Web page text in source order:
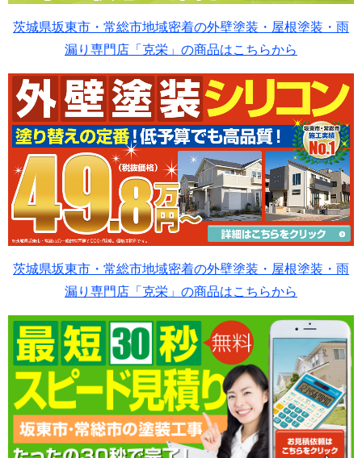
茨城県坂東市・常総市地域密着の外壁塗装・屋根塗装・雨
漏り専門店「克栄」の商品はこちらから
茨城県坂東市・常総市地域密着の外壁塗装・屋根塗装・雨
漏り専門店「克栄」の商品はこちらから